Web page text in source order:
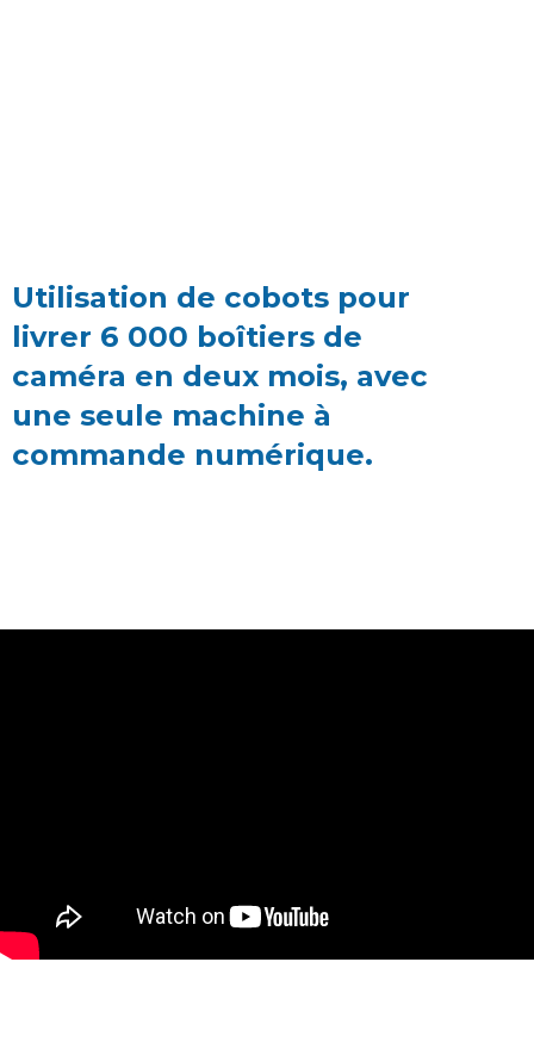
Utilisation de cobots pour
livrer 6 000 boîtiers de
caméra en deux mois, avec
une seule machine à
commande numérique.